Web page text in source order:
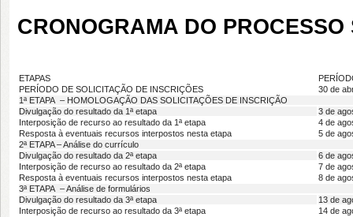
CRONOGRAMA DO PROCESSO
ETAPAS
PERÍODO DE SOLICITAÇÃO DE INSCRIÇÕES
30 de
1ª ETAPA – HOMOLOGAÇÃO DAS SOLICITAÇÕES DE INSCRIÇÃO
Divulgação do resultado da 1ª etapa
3 de
Interposição de recurso ao resultado da 1ª etapa
4 de
Resposta à eventuais recursos interpostos nesta etapa
5 de
2ª ETAPA – Análise do currículo
Divulgação do resultado da 2ª etapa
6 de
Interposição de recurso ao resultado da 2ª etapa
7 de
Resposta à eventuais recursos interpostos nesta etapa
8 de
3ª ETAPA – Análise de formulários
Divulgação do resultado da 3ª etapa
13 de
Interposição de recurso ao resultado da 3ª etapa
14 de